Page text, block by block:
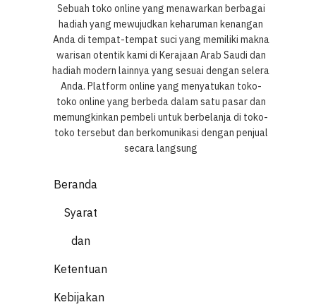
Sebuah toko online yang menawarkan berbagai
hadiah yang mewujudkan keharuman kenangan
Anda di tempat-tempat suci yang memiliki makna
warisan otentik kami di Kerajaan Arab Saudi dan
hadiah modern lainnya yang sesuai dengan selera
Anda. Platform online yang menyatukan toko-
toko online yang berbeda dalam satu pasar dan
memungkinkan pembeli untuk berbelanja di toko-
toko tersebut dan berkomunikasi dengan penjual
secara langsung
Beranda
Syarat
dan
Ketentuan
Kebijakan